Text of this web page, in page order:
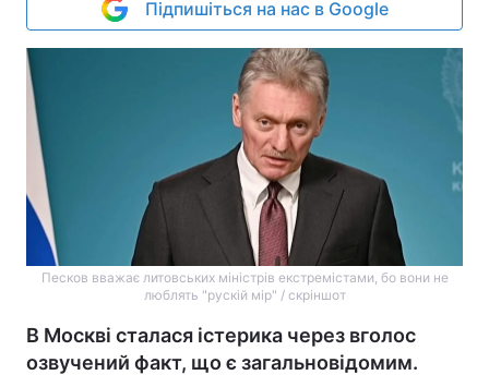
Підпишіться на нас в Google
Песков вважає литовських міністрів екстремістами, бо вони не
люблять "рускій мір" / скріншот
В Москві сталася істерика через вголос
озвучений факт, що є загальновідомим.